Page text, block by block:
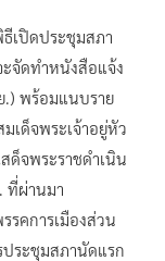
เปิดประชุมสภา
จัดทำหนังสือแจ้ง
.) พร้อมแนบราย
เด็จพระเจ้าอยู่หัว
ด็จพระราชดำเนิน
ที่ผ่านมา
รคการเมืองส่วน
ระชุมสภานัดแรก